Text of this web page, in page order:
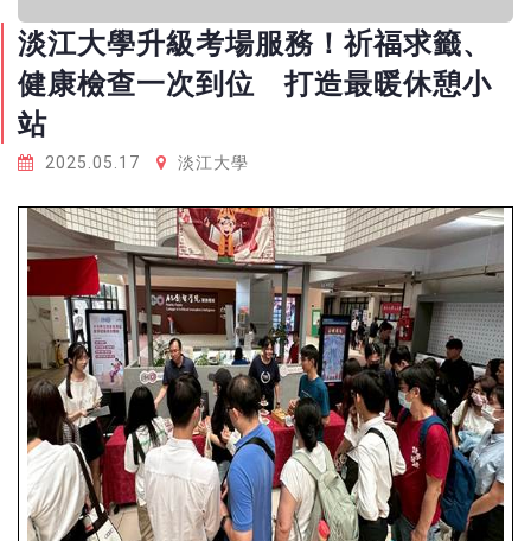
淡江大學升級考場服務！祈福求籤、
健康檢查一次到位 打造最暖休憩小
站
2025.05.17 淡江大學